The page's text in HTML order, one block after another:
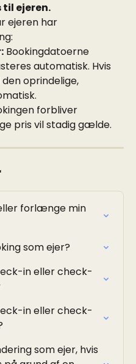
ejeren.
ejeren har
Bookingdatoerne
automatisk. Hvis
oprindelige,
forbliver
pris vil stadig gælde.
forlænge min
som ejer?
in eller check-
in eller check-
som ejer, hvis